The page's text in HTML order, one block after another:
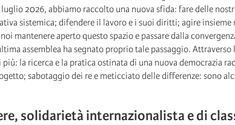
2026, abbiamo raccolto una nuova sfida: fare delle
sistemica; difendere il lavoro e i suoi diritti; agire
mantenere aperto questo spazio e passare dalla
assemblea ha segnato proprio tale passaggio.
la ricerca e la pratica ostinata di una nuova democrazia
sabotaggio dei re e meticciato delle differenze: sono
solidarietà internazionalista e di